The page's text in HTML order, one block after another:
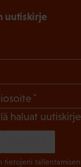
uutiskirje
haluat
tietojeni